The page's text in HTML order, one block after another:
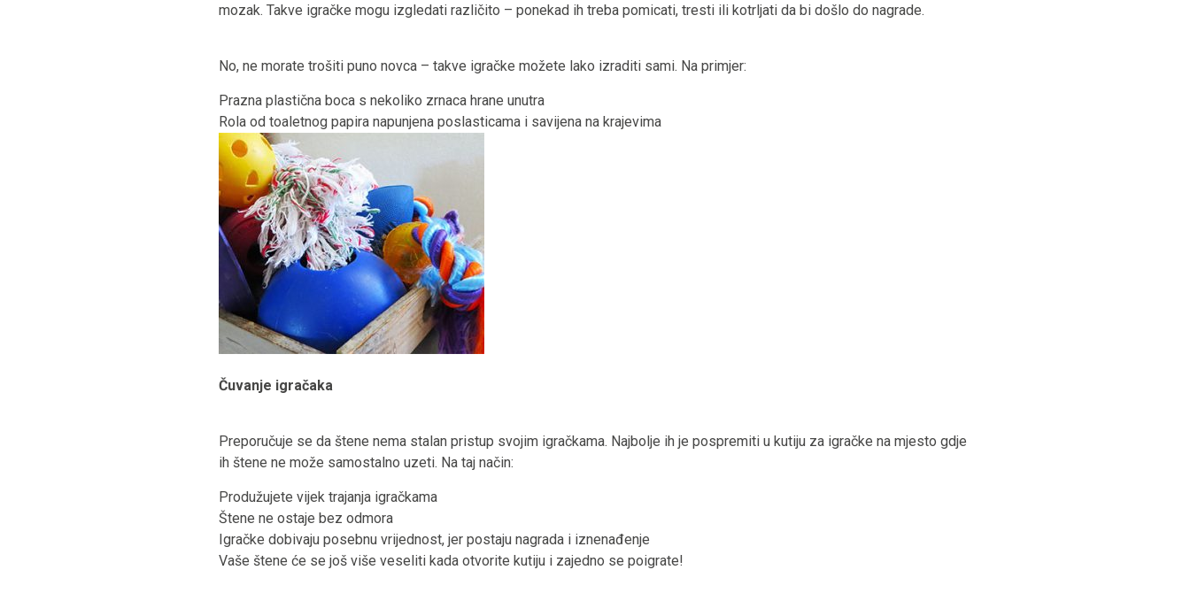
mozak. Takve igračke mogu izgledati različito – ponekad ih treba pomicati, tresti ili kotrljati da bi došlo do nagrade.
No, ne morate trošiti puno novca – takve igračke možete lako izraditi sami. Na primjer:
Prazna plastična boca s nekoliko zrnaca hrane unutra
Rola od toaletnog papira napunjena poslasticama i savijena na krajevima
Čuvanje igračaka
Preporučuje se da štene nema stalan pristup svojim igračkama. Najbolje ih je pospremiti u kutiju za igračke na mjesto gdje
ih štene ne može samostalno uzeti. Na taj način:
Produžujete vijek trajanja igračkama
Štene ne ostaje bez odmora
Igračke dobivaju posebnu vrijednost, jer postaju nagrada i iznenađenje
Vaše štene će se još više veseliti kada otvorite kutiju i zajedno se poigrate!